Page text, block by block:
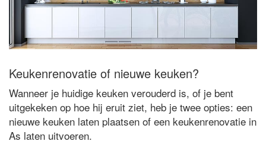
Keukenrenovatie of nieuwe keuken?
Wanneer je huidige keuken verouderd is, of je bent
uitgekeken op hoe hij eruit ziet, heb je twee opties: een
nieuwe keuken laten plaatsen of een keukenrenovatie in
As laten uitvoeren.